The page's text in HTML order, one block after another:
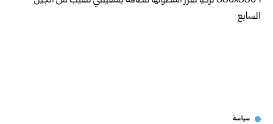
سياسة